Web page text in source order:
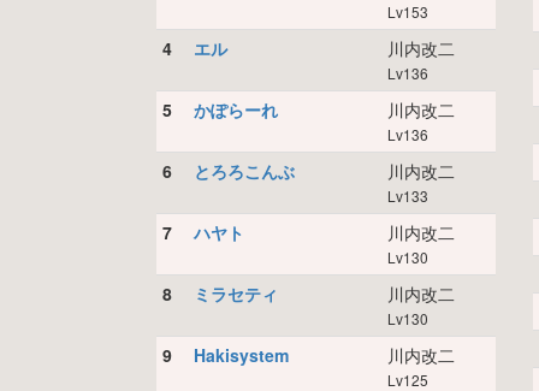
Lv153
4 エル 川内改二
Lv136
5 かぽらーれ 川内改二
Lv136
6 とろろこんぶ 川内改二
Lv133
7 ハヤト 川内改二
Lv130
8 ミラセティ 川内改二
Lv130
9 Hakisystem 川内改二
Lv125